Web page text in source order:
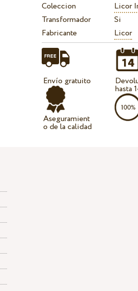
Coleccion
Licor
Transformador
Si
Fabricante
Licor
Envío gratuito
Aseguramient
o de la calidad
hasta